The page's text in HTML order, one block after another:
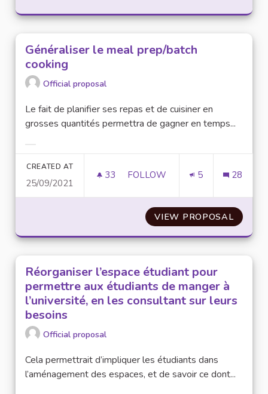
Généraliser le meal prep/batch
cooking
Official proposal
Le fait de planifier ses repas et de cuisiner en
grosses quantités permettra de gagner en temps...
CREATED AT
25/09/2021
33 33 FOLLOWERS
FOLLOW 5 28
VIEW PROPOSAL
Réorganiser l’espace étudiant pour
permettre aux étudiants de manger à
l’université, en les consultant sur leurs
besoins
Official proposal
Cela permettrait d’impliquer les étudiants dans
l’aménagement des espaces, et de savoir ce dont...